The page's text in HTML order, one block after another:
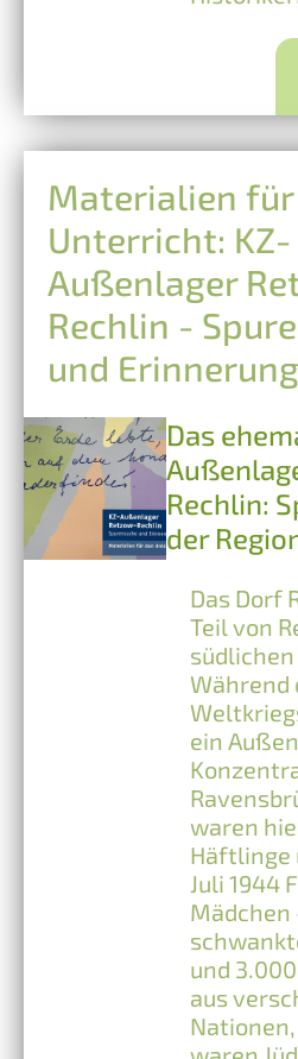
Materialien für
Unterricht: KZ-
Außenlager
Rechlin -
und
Das
Rechlin:
der
Das Dorf
Teil von
Während
ein
waren
Häftlinge
Juli 1944
Mädchen
und
aus